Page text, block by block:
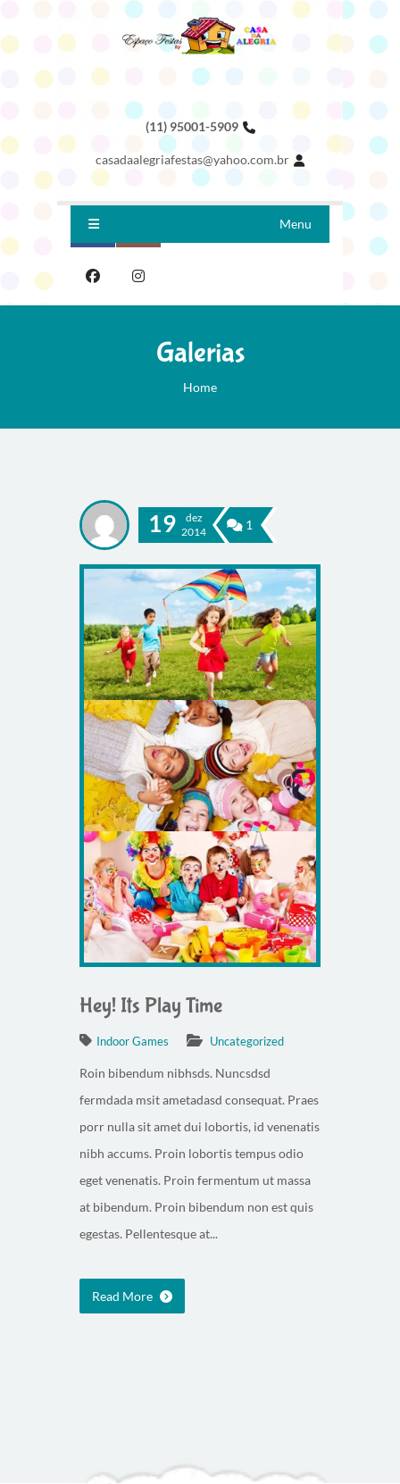
(11) 95001-5909
casadaalegriafestas@yahoo.com.br
Menu
Galerias
Home
19
dez
2014
1
Hey! Its Play Time
Indoor Games Uncategorized
Roin bibendum nibhsds. Nuncsdsd
fermdada msit ametadasd consequat. Praes
porr nulla sit amet dui lobortis, id venenatis
nibh accums. Proin lobortis tempus odio
eget venenatis. Proin fermentum ut massa
at bibendum. Proin bibendum non est quis
egestas. Pellentesque at...
Read More